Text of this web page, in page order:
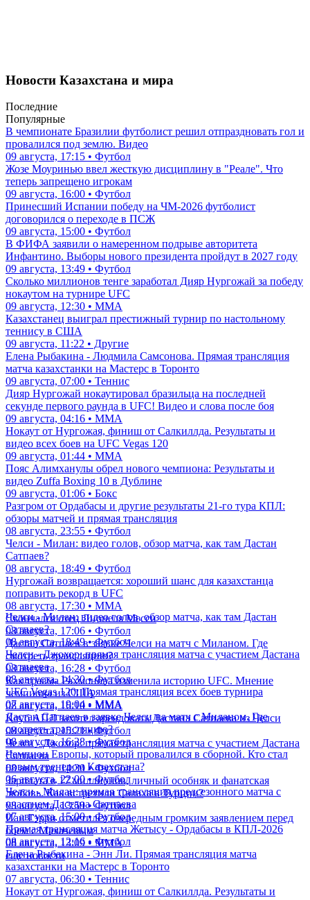
Новости Казахстана и мира
Последние
Популярные
В чемпионате Бразилии футболист решил отпраздновать гол и
провалился под землю. Видео
09 августа, 17:15 • Футбол
Жозе Моуринью ввел жесткую дисциплину в "Реале". Что
теперь запрещено игрокам
09 августа, 16:00 • Футбол
Принесший Испании победу на ЧМ-2026 футболист
договорился о переходе в ПСЖ
09 августа, 15:00 • Футбол
В ФИФА заявили о намеренном подрыве авторитета
Инфантино. Выборы нового президента пройдут в 2027 году
09 августа, 13:49 • Футбол
Сколько миллионов тенге заработал Дияр Нургожай за победу
нокаутом на турнире UFC
09 августа, 12:30 • ММА
Казахстанец выиграл престижный турнир по настольному
теннису в США
09 августа, 11:22 • Другие
Елена Рыбакина - Людмила Самсонова. Прямая трансляция
матча казахстанки на Мастерс в Торонто
09 августа, 07:00 • Теннис
Дияр Нургожай нокаутировал бразильца на последней
секунде первого раунда в UFC! Видео и слова после боя
09 августа, 04:16 • ММА
Нокаут от Нургожая, финиш от Салкиллда. Результаты и
видео всех боев на UFC Vegas 120
09 августа, 01:44 • ММА
Пояс Алимханулы обрел нового чемпиона: Результаты и
видео Zuffa Boxing 10 в Дублине
09 августа, 01:06 • Бокс
Разгром от Ордабасы и другие результаты 21-го тура КПЛ:
обзоры матчей и прямая трансляция
08 августа, 23:55 • Футбол
Челси - Милан: видео голов, обзор матча, как там Дастан
Сатпаев?
08 августа, 18:49 • Футбол
Нургожай возвращается: хороший шанс для казахстанца
поправить рекорд в UFC
08 августа, 17:30 • ММА
Скончался отец Лионеля Месси
08 августа, 17:06 • Футбол
Дастан Сатпаев в заявке Челси на матч с Миланом. Где
смотреть трансляцию?
08 августа, 16:28 • Футбол
Как травма Рахмонова изменила историю UFC. Мнение
чемпиона из США
08 августа, 16:10 • ММА
Клуб АПЛ захотел арендовать Дастана Сатпаева из Челси
08 августа, 15:21 • Футбол
Челси - Джохор: прямая трансляция матча с участием Дастана
Сатпаева
08 августа, 14:30 • Футбол
Зарплата в 17 миллионов, личный особняк и фанатская
любовь. Как встретили Салаха в Турции?
08 августа, 13:59 • Футбол
Иан Гэрри отметился очередным громким заявлением перед
боем с Махачевым
08 августа, 13:09 • ММА
еще новости
Челси - Милан: видео голов, обзор матча, как там Дастан
Сатпаев?
08 августа, 18:49 • Футбол
Челси - Джохор: прямая трансляция матча с участием Дастана
Сатпаева
08 августа, 14:30 • Футбол
UFC Vegas 120: Прямая трансляция всех боев турнира
07 августа, 19:04 • ММА
Дастан Сатпаев в заявке Челси на матч с Миланом. Где
смотреть трансляцию?
08 августа, 16:28 • Футбол
Чемпион Европы, который провалился в сборной. Кто стал
новым тренером Казахстана?
06 августа, 22:00 • Футбол
Челси - Милан: прямая трансляция предсезонного матча с
участием Дастана Сатпаева
07 августа, 15:00 • Футбол
Прямая трансляция матча Жетысу - Ордабасы в КПЛ-2026
08 августа, 12:16 • Футбол
Елена Рыбакина - Энн Ли. Прямая трансляция матча
казахстанки на Мастерс в Торонто
07 августа, 06:30 • Теннис
Нокаут от Нургожая, финиш от Салкиллда. Результаты и